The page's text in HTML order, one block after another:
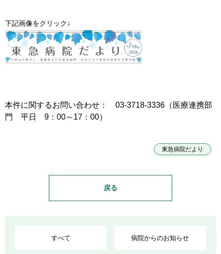
下記画像をクリック↓
本件に関するお問い合わせ： 03-3718-3336（医療連携部
門 平日 9：00～17：00）
東急病院だより
戻る
すべて 病院からのお知らせ